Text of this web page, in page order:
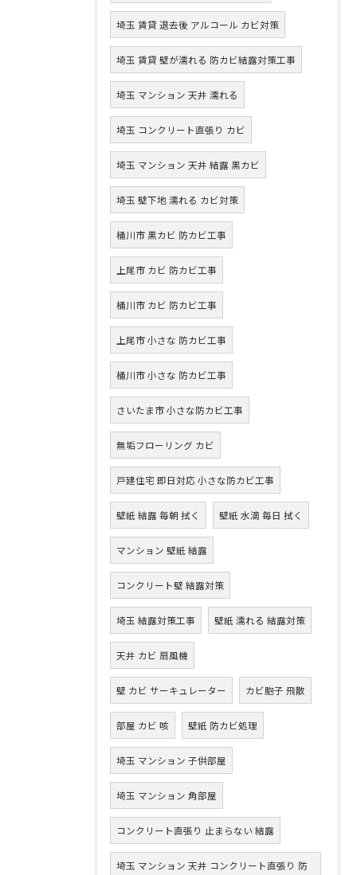
埼玉 賃貸 退去後 アルコール カビ対策
埼玉 賃貸 壁が濡れる 防カビ結露対策工事
埼玉 マンション 天井 濡れる
埼玉 コンクリート直張り カビ
埼玉 マンション 天井 結露 黒カビ
埼玉 壁下地 濡れる カビ対策
桶川市 黒カビ 防カビ工事
上尾市 カビ 防カビ工事
桶川市 カビ 防カビ工事
上尾市 小さな 防カビ工事
桶川市 小さな 防カビ工事
さいたま市 小さな防カビ工事
無垢フローリング カビ
戸建住宅 即日対応 小さな防カビ工事
壁紙 結露 毎朝 拭く 壁紙 水滴 毎日 拭く
マンション 壁紙 結露
コンクリート壁 結露対策
埼玉 結露対策工事 壁紙 濡れる 結露対策
天井 カビ 扇風機
壁 カビ サーキュレーター カビ胞子 飛散
部屋 カビ 咳 壁紙 防カビ処理
埼玉 マンション 子供部屋
埼玉 マンション 角部屋
コンクリート直張り 止まらない 結露
埼玉 マンション 天井 コンクリート直張り 防